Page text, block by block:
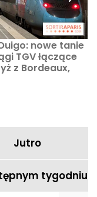
nowe tanie
TGV łączące
z Bordeaux,
Jutro
tygodniu